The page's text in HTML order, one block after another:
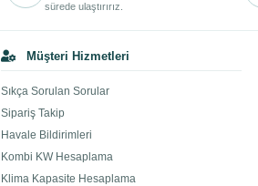
sürede ulaştırırız.
Müşteri Hizmetleri
Sıkça Sorulan Sorular
Sipariş Takip
Havale Bildirimleri
Kombi KW Hesaplama
Klima Kapasite Hesaplama